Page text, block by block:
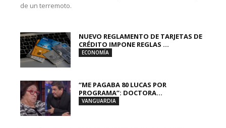
de un terremoto.
NUEVO REGLAMENTO DE TARJETAS DE
CRÉDITO IMPONE REGLAS ...
ECONOMÍA
“ME PAGABA 80 LUCAS POR
PROGRAMA”: DOCTORA...
VANGUARDIA